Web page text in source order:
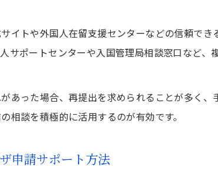
東京入国管理局電話
ビザ申請で問い合わ
ビザ相談の代替手段
外国人在留支援セン
イトや外国人在留支援センターなどの信頼で
サポートセンターや入国管理局相談窓口など
あった場合、再提出を求められることが多く
相談を積極的に活用するのが有効です。
申請サポート方法